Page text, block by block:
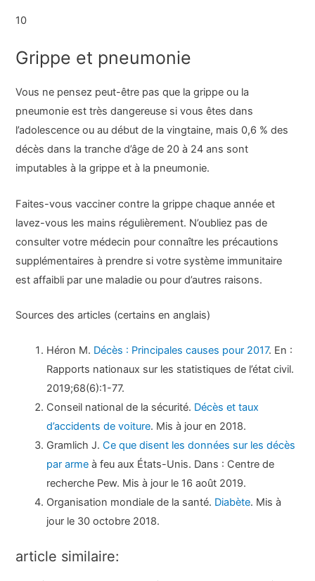
10
Grippe et pneumonie
Vous ne pensez peut-être pas que la grippe ou la
pneumonie est très dangereuse si vous êtes dans
l’adolescence ou au début de la vingtaine, mais 0,6 % des
décès dans la tranche d’âge de 20 à 24 ans sont
imputables à la grippe et à la pneumonie.
Faites-vous vacciner contre la grippe chaque année et
lavez-vous les mains régulièrement. N’oubliez pas de
consulter votre médecin pour connaître les précautions
supplémentaires à prendre si votre système immunitaire
est affaibli par une maladie ou pour d’autres raisons.
Sources des articles (certains en anglais)
Héron M. Décès : Principales causes pour 2017. En :
Rapports nationaux sur les statistiques de l’état civil.
2019;68(6):1-77.
Conseil national de la sécurité. Décès et taux
d’accidents de voiture. Mis à jour en 2018.
Gramlich J.Ce que disent les données sur les décès
par arme à feu aux États-Unis. Dans : Centre de
recherche Pew. Mis à jour le 16 août 2019.
Organisation mondiale de la santé. Diabète. Mis à
jour le 30 octobre 2018.
article similaire: